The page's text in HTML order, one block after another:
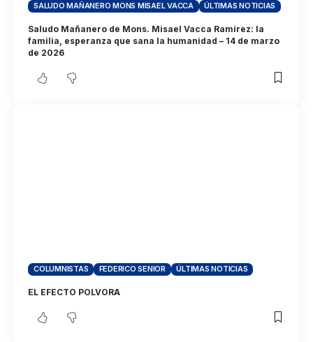
SALUDO MAÑANERO MONS MISAEL VACCA ÚLTIMAS NOTICIAS
Saludo Mañanero de Mons. Misael Vacca Ramírez: la
familia, esperanza que sana la humanidad – 14 de marzo
de 2026
COLUMNISTAS FEDERICO SENIOR ÚLTIMAS NOTICIAS
EL EFECTO POLVORA